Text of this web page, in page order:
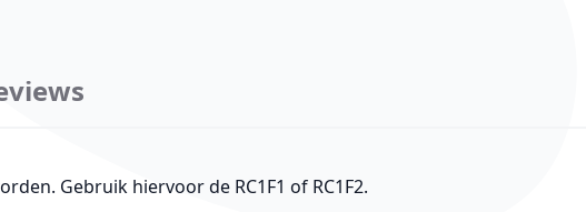
Gebruik hiervoor de RC1F1 of RC1F2.